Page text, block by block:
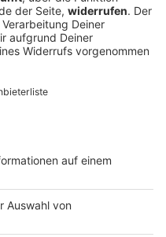
Kraft einer
Spielekultur. In
setzt Nintendo
auf eine graue,
das Unmögliche:
art19.com/privacy.
sind unter
spielen – und
1889 gründet
eine kleine Werkstatt
für
Spielekultur.
– und wagt das
Videospiele-
Sie unter
sind unter
Story |
Online-Dating